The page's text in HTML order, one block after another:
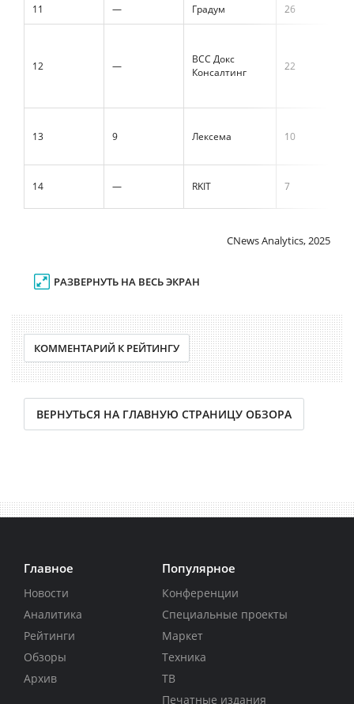
11 — Градум 26
12 —
ВСС Докс
Консалтинг
22
13 9 Лексема 10
14 — RKIT 7
CNews Analytics, 2025
РАЗВЕРНУТЬ НА ВЕСЬ ЭКРАН
КОММЕНТАРИЙ К РЕЙТИНГУ
ВЕРНУТЬСЯ НА ГЛАВНУЮ СТРАНИЦУ ОБЗОРА
Главное
Новости
Аналитика
Рейтинги
Обзоры
Архив
Популярное
Конференции
Специальные проекты
Маркет
Техника
ТВ
Печатные издания